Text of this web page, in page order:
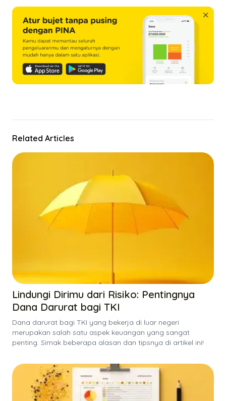
Related Articles
Lindungi Dirimu dari Risiko: Pentingnya
Dana Darurat bagi TKI
Dana darurat bagi TKI yang bekerja di luar negeri
merupakan salah satu aspek keuangan yang sangat
penting. Simak beberapa alasan dan tipsnya di artikel ini!